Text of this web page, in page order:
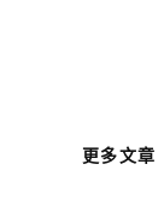
更多文章